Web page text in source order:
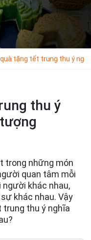
tặng tết trung thu ý
thu ý
trong những món
quan tâm mỗi
người khác nhau,
khác nhau. Vậy
thu ý nghĩa